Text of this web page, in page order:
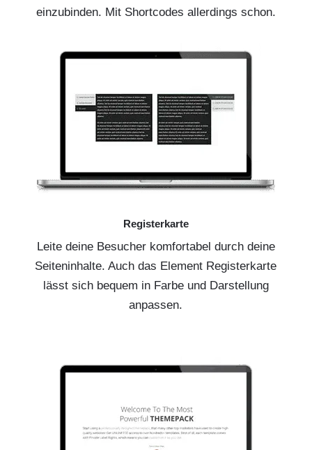
einzubinden. Mit Shortcodes allerdings schon.
Registerkarte
Leite deine Besucher komfortabel durch deine
Seiteninhalte. Auch das Element Registerkarte
lässt sich bequem in Farbe und Darstellung
anpassen.